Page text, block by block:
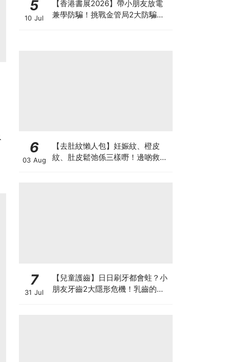
5
10 Jul
【香港書展2026】帶小朋友放電
兼學防騙！挑戰金管局2大防騙遊
6
03 Aug
【去肚紋懶人包】妊娠紋、橙皮
紋、肚皮鬆弛係三樣嘢！邊啲救得
7
31 Jul
【兒童護齒】日日刷牙都會蛀？小
朋友牙齒2大隱形危機！乳齒的琺